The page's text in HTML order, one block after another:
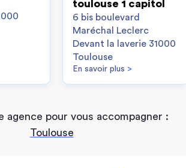
toulouse 1 capitol
6 bis boulevard
Maréchal Leclerc
Devant la laverie 31000
Toulouse
En savoir plus >
agence pour vous accompagner :
Toulouse